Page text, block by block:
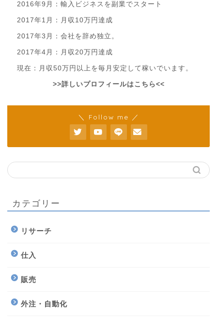
2016年9月：輸入ビジネスを副業でスタート
2017年1月：月収10万円達成
2017年3月：会社を辞め独立。
2017年4月：月収20万円達成
現在：月収50万円以上を毎月安定して稼いでいます。
>>詳しいプロフィールはこちら<<
＼ Follow me ／
カテゴリー
リサーチ
仕入
販売
外注・自動化